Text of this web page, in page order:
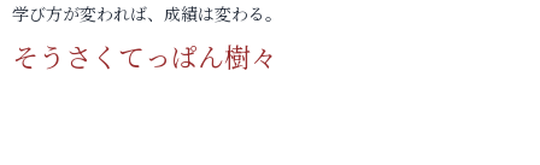
学び方が変われば、成績は変わる。
そうさくてっぱん樹々